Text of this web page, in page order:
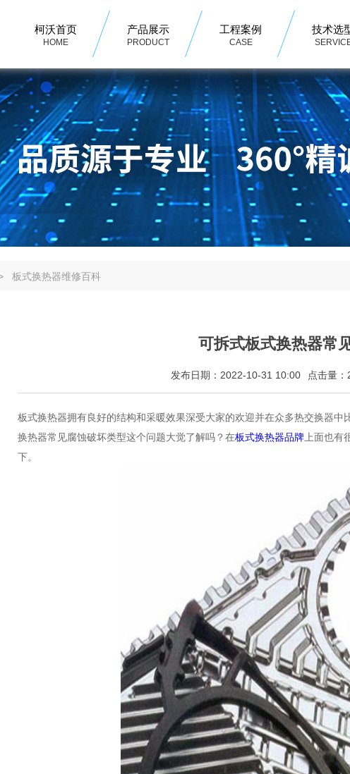
柯沃首页
HOME
产品展示
PRODUCT
工程案例
CASE
技术选
板式换热器维修百科
可拆式板式换热器常
发布日期：2022-10-31 10:00 点击量：
板式换热器拥有良好的结构和采暖效果深受大家的欢迎并在众多热交换器
换热器常见腐蚀破坏类型这个问题大觉了解吗？在板式换热器品牌 上面也
下。